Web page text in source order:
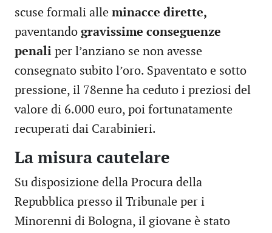
scuse formali alle minacce dirette,
paventando gravissime conseguenze
penali per l’anziano se non avesse
consegnato subito l’oro. Spaventato e sotto
pressione, il 78enne ha ceduto i preziosi del
valore di 6.000 euro, poi fortunatamente
recuperati dai Carabinieri.
La misura cautelare
Su disposizione della Procura della
Repubblica presso il Tribunale per i
Minorenni di Bologna, il giovane è stato